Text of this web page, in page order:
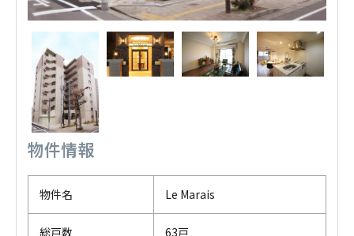
竣工 2015年2月